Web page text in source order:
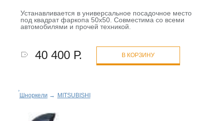
Устанавливается в универсальное посадочное место
под квадрат фаркопа 50х50. Совместима со всеми
автомобилями и прочей техникой.
40 400 Р. В КОРЗИНУ
Шноркели → MITSUBISHI